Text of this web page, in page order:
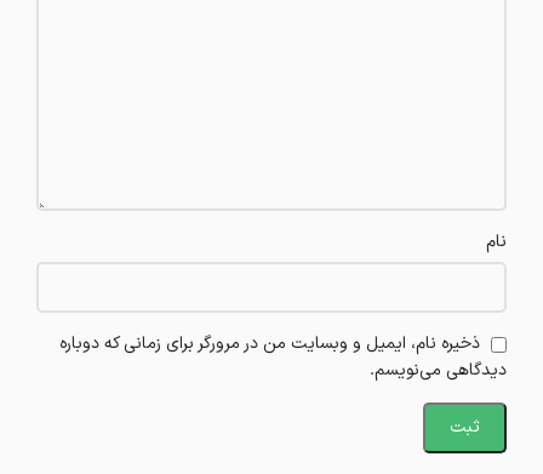
نام
ذخیره نام، ایمیل و وبسایت من در مرورگر برای زمانی که دوباره
دیدگاهی می‌نویسم.